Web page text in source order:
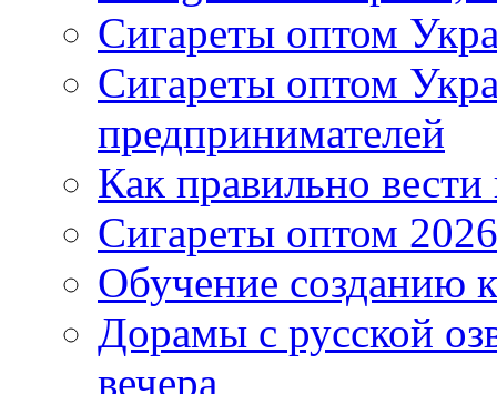
Сигареты оптом
Сигареты оптом
предпринимателей
Как правильно
Сигареты оптом
Обучение созданию
Дорамы с русской
вечера